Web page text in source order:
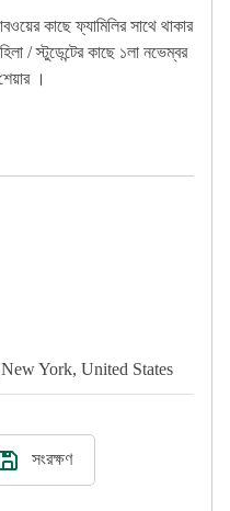
কাছে ফ্যামিলির সাথে থাকার
/ স্টুডেন্টের কাছে ১লা নভেম্বর
।
York, United States
সংরক্ষণ